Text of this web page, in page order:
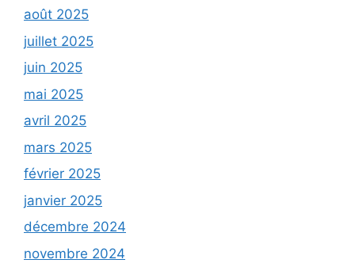
août 2025
juillet 2025
juin 2025
mai 2025
avril 2025
mars 2025
février 2025
janvier 2025
décembre 2024
novembre 2024